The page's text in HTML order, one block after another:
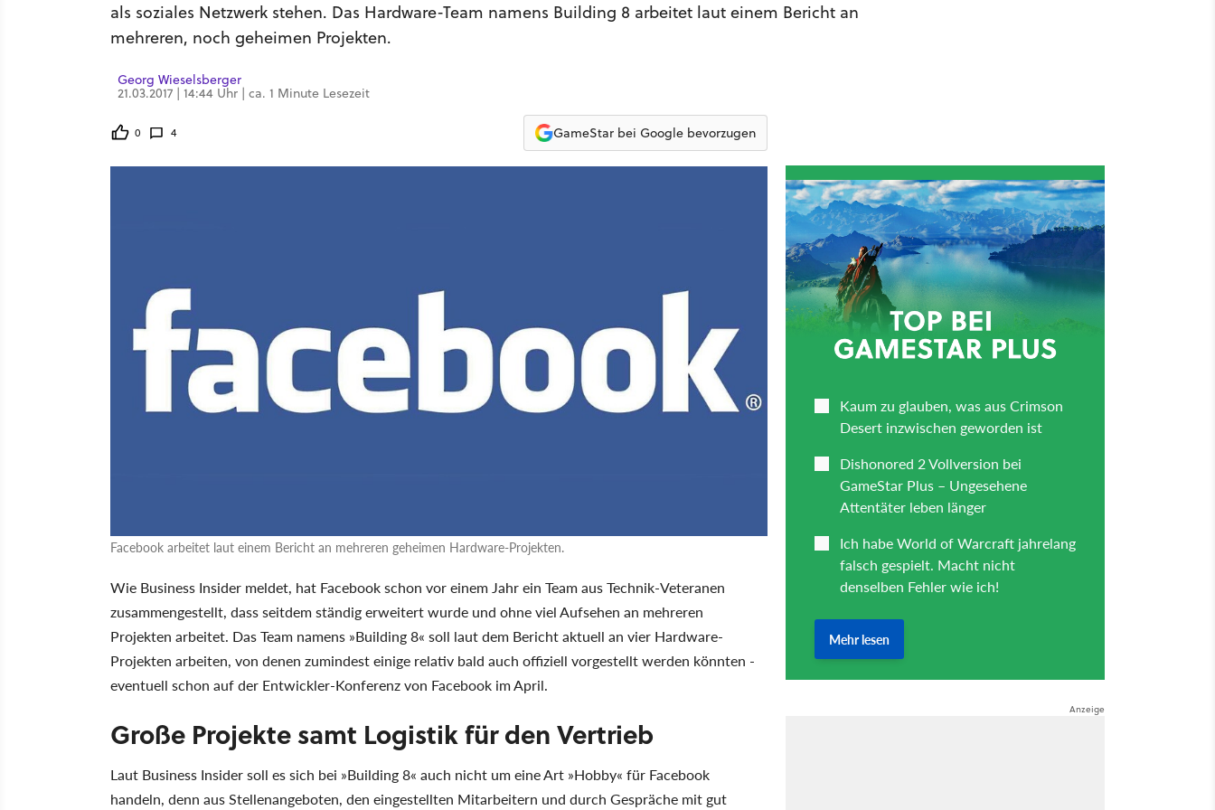
als soziales Netzwerk stehen. Das Hardware-Team namens Building 8 arbeitet laut einem Bericht an
mehreren, noch geheimen Projekten.
Georg Wieselsberger
21.03.2017 | 14:44 Uhr | ca. 1 Minute Lesezeit
0 4 GameStar bei Google bevorzugen
Facebook arbeitet laut einem Bericht an mehreren geheimen Hardware-Projekten.
Wie Business Insider meldet, hat Facebook schon vor einem Jahr ein Team aus Technik-Veteranen
zusammengestellt, dass seitdem ständig erweitert wurde und ohne viel Aufsehen an mehreren
Projekten arbeitet. Das Team namens »Building 8« soll laut dem Bericht aktuell an vier Hardware-
Projekten arbeiten, von denen zumindest einige relativ bald auch offiziell vorgestellt werden könnten -
eventuell schon auf der Entwickler-Konferenz von Facebook im April.
Große Projekte samt Logistik für den Vertrieb
Laut Business Insider soll es sich bei »Building 8« auch nicht um eine Art »Hobby« für Facebook
handeln, denn aus Stellenangeboten, den eingestellten Mitarbeitern und durch Gespräche mit gut